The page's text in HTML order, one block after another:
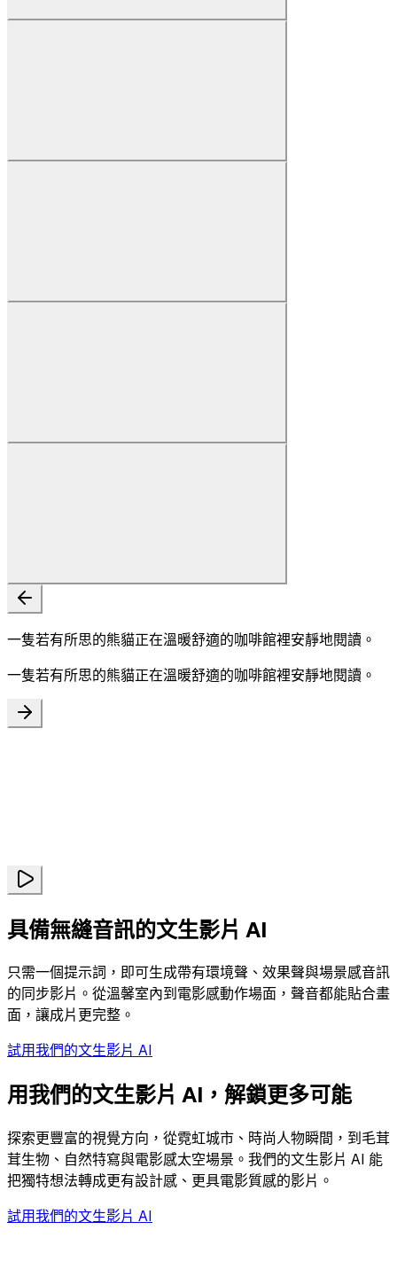
一隻若有所思的熊貓正在溫暖舒適的咖啡館裡安靜地閱讀。
一隻若有所思的熊貓正在溫暖舒適的咖啡館裡安靜地閱讀。
具備無縫音訊的文生影片 AI
只需一個提示詞，即可生成帶有環境聲、效果聲與場景感音訊
的同步影片。從溫馨室內到電影感動作場面，聲音都能貼合畫
面，讓成片更完整。
試用我們的文生影片 AI
用我們的文生影片 AI，解鎖更多可能
探索更豐富的視覺方向，從霓虹城市、時尚人物瞬間，到毛茸
茸生物、自然特寫與電影感太空場景。我們的文生影片 AI 能
把獨特想法轉成更有設計感、更具電影質感的影片。
試用我們的文生影片 AI